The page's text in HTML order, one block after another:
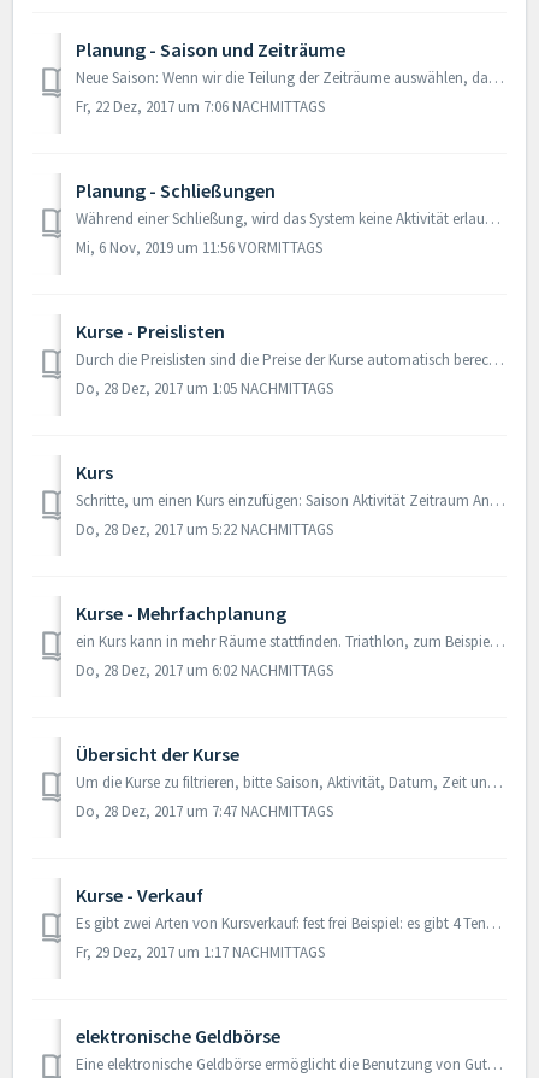
Planung - Saison und Zeiträume
Neue Saison: Wenn wir die Teilung der Zeiträume auswählen, das System wird die Saison in Perioden unterteilen. Zum Beispiel, die Saison kann in...
Fr, 22 Dez, 2017 um 7:06 NACHMITTAGS
Planung - Schließungen
Während einer Schließung, wird das System keine Aktivität erlauben. Type von Schließung: ANLAGE. Schließung der ganzen Anlage o des einzelnen Ra...
Mi, 6 Nov, 2019 um 11:56 VORMITTAGS
Kurse - Preislisten
Durch die Preislisten sind die Preise der Kurse automatisch berechnet. Sie sind aber nicht obligatorisch, da mann die Preise während der Planung des Verk...
Do, 28 Dez, 2017 um 1:05 NACHMITTAGS
Kurs
Schritte, um einen Kurs einzufügen: Saison Aktivität Zeitraum Anlage Raum Tage der Woche Startzeit Dauer in Minuten Fassungsvermögen ...
Do, 28 Dez, 2017 um 5:22 NACHMITTAGS
Kurse - Mehrfachplanung
ein Kurs kann in mehr Räume stattfinden. Triathlon, zum Beispiel, kann in dem Schwimmbecken und auch in der Rennstrecke stattfinden, so kann man zwei Räume ...
Do, 28 Dez, 2017 um 6:02 NACHMITTAGS
Übersicht der Kurse
Um die Kurse zu filtrieren, bitte Saison, Aktivität, Datum, Zeit und Tags auswählen. Es ist möglich nur einen Filter auszuwählen oder mehr (z.B. Saison und...
Do, 28 Dez, 2017 um 7:47 NACHMITTAGS
Kurse - Verkauf
Es gibt zwei Arten von Kursverkauf: fest frei Beispiel: es gibt 4 Tennis Kurse in der Planung. Man kann den Montagkurs nur mit dem Mittwochkurs verk...
Fr, 29 Dez, 2017 um 1:17 NACHMITTAGS
elektronische Geldbörse
Eine elektronische Geldbörse ermöglicht die Benutzung von Guthaben, um Dienste/Aktivitäten zu kaufen. nach dem Namen der elektronischen Geldbörse, muss...